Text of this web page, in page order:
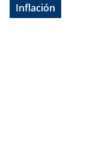
Inflación